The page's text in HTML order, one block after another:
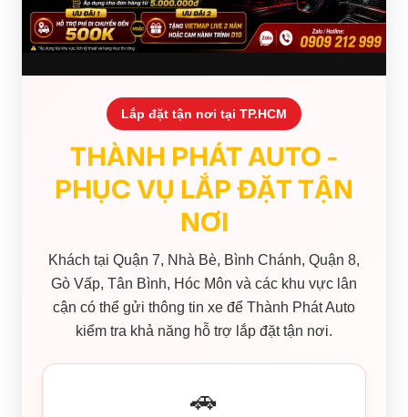
Lắp đặt tận nơi tại TP.HCM
THÀNH PHÁT AUTO -
PHỤC VỤ LẮP ĐẶT TẬN
NƠI
Khách tại Quận 7, Nhà Bè, Bình Chánh, Quận 8,
Gò Vấp, Tân Bình, Hóc Môn và các khu vực lân
cận có thể gửi thông tin xe để Thành Phát Auto
kiểm tra khả năng hỗ trợ lắp đặt tận nơi.
🚗